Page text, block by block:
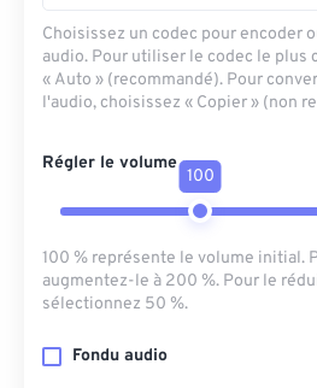
Choisissez un codec pour encoder
audio. Pour utiliser le codec le plus
« Auto » (recommandé). Pour
l'audio, choisissez « Copier » (non
Régler le volume
100
100 % représente le volume initial.
augmentez-le à 200 %. Pour le
sélectionnez 50 %.
Fondu audio